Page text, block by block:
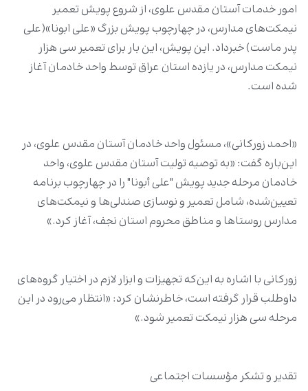
امور خدمات آستان مقدس علوی، از شروع پویش تعمیر
نیمکت‌های مدارس، در چهارچوب پویش بزرگ «علی ابونا»(علی
پدر ماست) خبرداد. این پویش، این بار برای تعمیر سی هزار
نیمکت مدارس، در یازده استان عراق توسط واحد خادمان آغاز
شده است.
«احمد زورکانی»، مسئول واحد خادمان آستان مقدس علوی، در
این‌باره گفت: «به توصیه تولیت آستان مقدس علوی، واحد
خادمان مرحله جدید پویش "علی أبونا" را در چهارچوب برنامه
تعیین‌شده، شامل تعمیر و نوسازی صندلی‌ها و نیمکت‌های
مدارس روستاها و مناطق محروم استان نجف، آغاز کرد.»
زورکانی با اشاره به این‌که تجهیزات و ابزار لازم در اختیار گروه‌های
داوطلب قرار گرفته است، خاطرنشان کرد: «انتظار می‌رود در این
مرحله سی هزار نیمکت تعمیر شود.»
تقدیر و تشکر مؤسسات اجتماعی